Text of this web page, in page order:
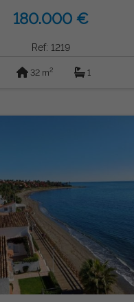
180.000 €
Ref: 1219
32 m2 1